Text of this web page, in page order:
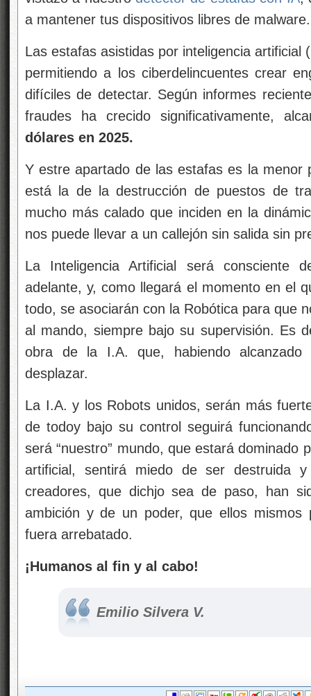
a mantener tus dispositivos libres de malware.
Las estafas asistidas por inteligencia artificial
permitiendo a los ciberdelincuentes crear
difíciles de detectar. Según informes
fraudes ha crecido significativamente,
dólares en 2025.
Y estre apartado de las estafas es la
está la de la destrucción de puestos de
mucho más calado que inciden en la
nos puede llevar a un callejón sin salida sin
La Inteligencia Artificial será consciente
adelante, y, como llegará el momento en el
todo, se asociarán con la Robótica para que
al mando, siempre bajo su supervisión. Es
obra de la I.A. que, habiendo alcanzado
desplazar.
La I.A. y los Robots unidos, serán más
de todoy bajo su control seguirá
será “nuestro” mundo, que estará dominado
artificial, sentirá miedo de ser destruida
creadores, que dichjo sea de paso, han
ambición y de un poder, que ellos mismos
fuera arrebatado.
¡Humanos al fin y al cabo!
Emilio Silvera V.